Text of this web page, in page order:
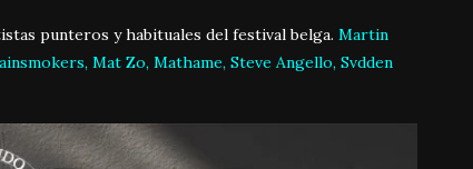
punteros y habituales del festival belga. Martin
Mat Zo, Mathame, Steve Angello, Svdden